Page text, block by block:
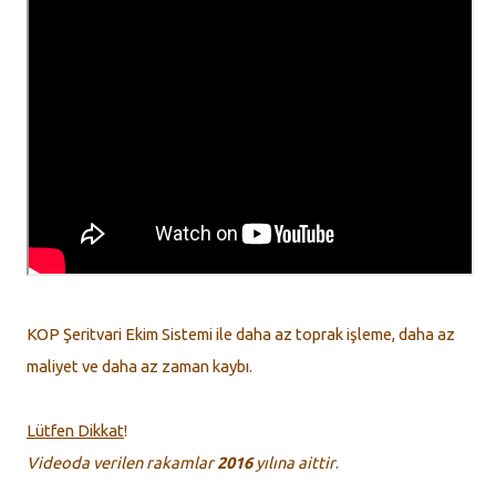
KOP Şeritvari Ekim Sistemi ile daha az toprak işleme, daha az
maliyet ve daha az zaman kaybı.
Lütfen Dikkat!
Videoda verilen rakamlar2016yılına aittir.